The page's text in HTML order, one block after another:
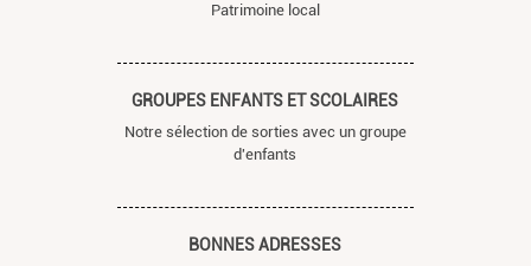
Patrimoine local
GROUPES ENFANTS ET SCOLAIRES
Notre sélection de sorties avec un groupe
d'enfants
BONNES ADRESSES